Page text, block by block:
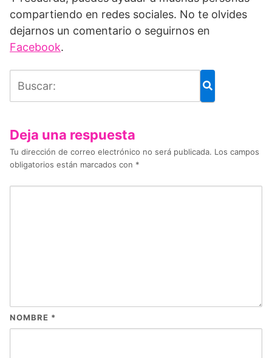
compartiendo en redes sociales. No te olvides
dejarnos un comentario o seguirnos en
Facebook.
Deja una respuesta
Tu dirección de correo electrónico no será publicada. Los campos
obligatorios están marcados con *
NOMBRE *